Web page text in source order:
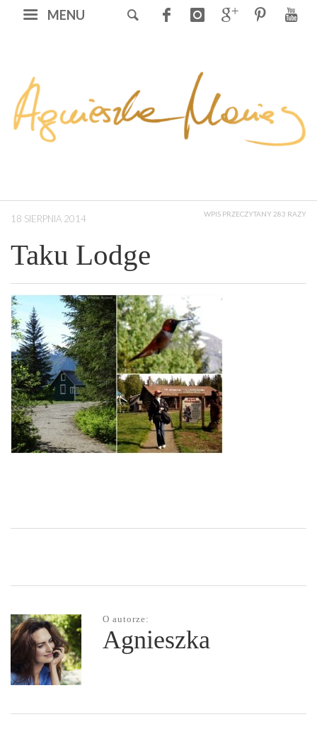
MENU
18 SIERPNIA 2014 WPIS PRZECZYTANY 283 RAZY
Taku Lodge
O autorze:
Agnieszka